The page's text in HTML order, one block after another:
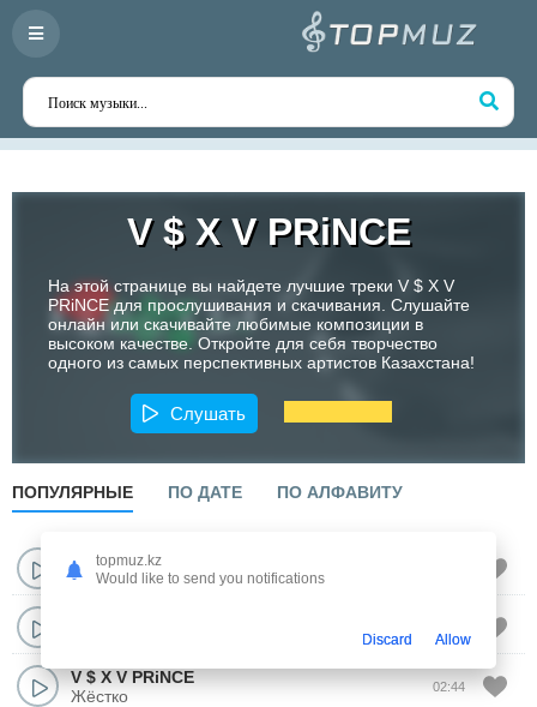
V $ X V PRiNCE
На этой странице вы найдете лучшие треки V $ X V
PRiNCE для прослушивания и скачивания. Слушайте
онлайн или скачивайте любимые композиции в
высоком качестве. Откройте для себя творчество
одного из самых перспективных артистов Казахстана!
Слушать
ПОПУЛЯРНЫЕ ПО ДАТЕ ПО АЛФАВИТУ
V $ X V PRiNCE
Далада
V $ X V PRiNCE
Жёстко
02:44
topmuz.kz
Would like to send you notifications
Discard Allow